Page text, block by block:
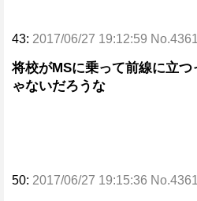
43: 2017/06/27 19:12:59
将校がMSに乗って前線に立
ゃないだろうな
50: 2017/06/27 19:15:36